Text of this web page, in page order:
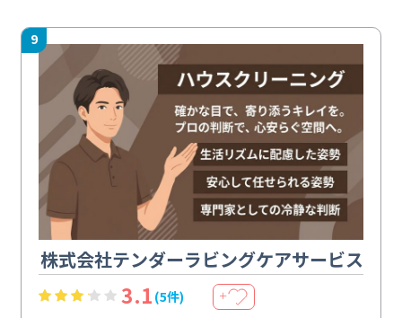
9
株式会社テンダーラビングケアサービス
3.1 (5件) ＋